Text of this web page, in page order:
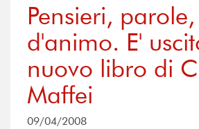
Pensieri,
d'animo. E'
nuovo libro di
Maffei
09/04/2008